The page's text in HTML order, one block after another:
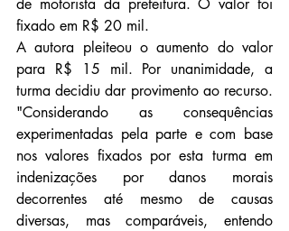
fixado em R$ 20 mil.
A autora pleiteou o aumento do valor
para R$ 15 mil. Por unanimidade, a
turma decidiu dar provimento ao recurso.
"Considerando as consequências
experimentadas pela parte e com base
nos valores fixados por esta turma em
indenizações por danos morais
decorrentes até mesmo de causas
diversas, mas comparáveis, entendo